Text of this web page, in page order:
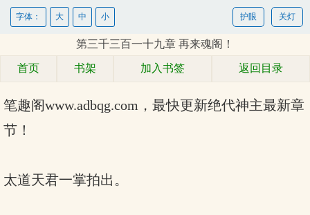
关灯
护眼
字体： 大 中 小
第三千三百一十九章 再来魂阁！
首页 书架 加入书签 返回目录
笔趣阁www.adbqg.com，最快更新绝代神主最新章
节！
太道天君一掌拍出。